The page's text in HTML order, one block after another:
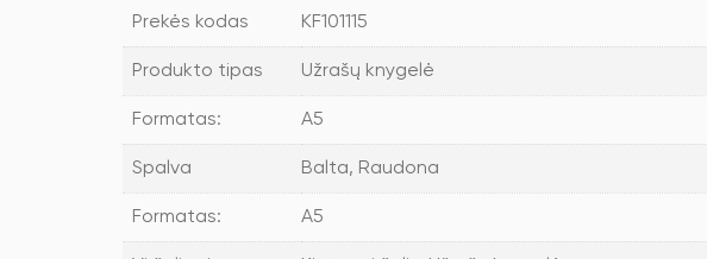
Prekės kodas KF101115
Produkto tipas Užrašų knygelė
Formatas: A5
Spalva Balta, Raudona
Formatas: A5